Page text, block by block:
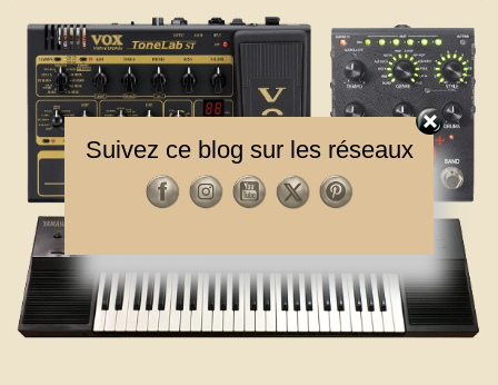
Suivez ce blog sur les réseaux